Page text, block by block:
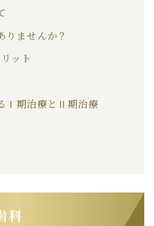
りませんか？
ット
Ⅰ期治療とⅡ期治療
科